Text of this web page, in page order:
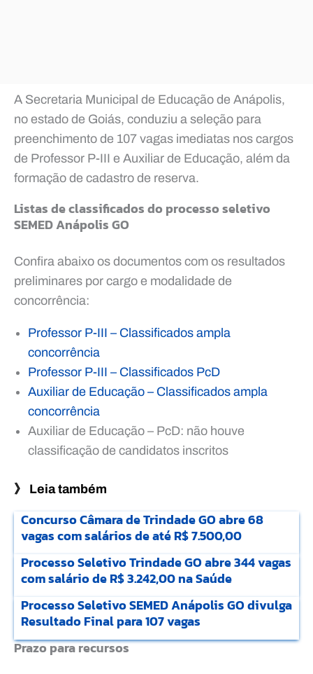
A Secretaria Municipal de Educação de Anápolis,
no estado de Goiás, conduziu a seleção para
preenchimento de 107 vagas imediatas nos cargos
de Professor P-III e Auxiliar de Educação, além da
formação de cadastro de reserva.
Listas de classificados do processo seletivo
SEMED Anápolis GO
Confira abaixo os documentos com os resultados
preliminares por cargo e modalidade de
concorrência:
Professor P-III – Classificados ampla
concorrência
Professor P-III – Classificados PcD
Auxiliar de Educação – Classificados ampla
concorrência
Auxiliar de Educação – PcD: não houve
classificação de candidatos inscritos
》 Leia também
Concurso Câmara de Trindade GO abre 68
vagas com salários de até R$ 7.500,00
Processo Seletivo Trindade GO abre 344 vagas
com salário de R$ 3.242,00 na Saúde
Processo Seletivo SEMED Anápolis GO divulga
Resultado Final para 107 vagas
Prazo para recursos